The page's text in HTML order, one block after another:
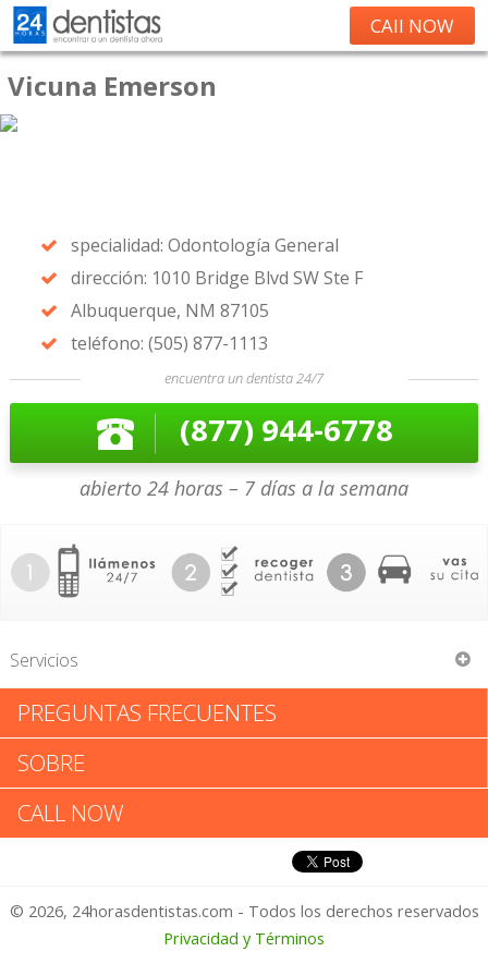
CAll NOW
Vicuna Emerson
specialidad: Odontología General
dirección: 1010 Bridge Blvd SW Ste F
Albuquerque, NM 87105
teléfono: (505) 877-1113
encuentra un dentista 24/7
(877) 944-6778
abierto 24 horas – 7 días a la semana
Servicios
Vicuna Emerson
Vicuna Emerson: Califica tu
Experiencia
1 – No Feliz
PREGUNTAS FRECUENTES
SOBRE
CALL NOW
© 2026, 24horasdentistas.com - Todos los derechos reservados
Privacidad y Términos